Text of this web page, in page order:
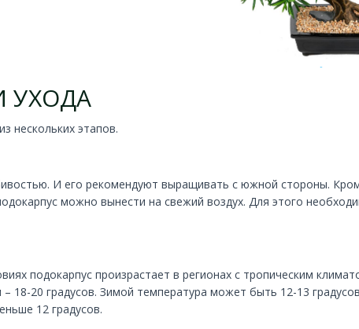
УХОДА
нескольких этапов.
И его рекомендуют выращивать с южной стороны.
можно вынести на свежий воздух. Для этого
подокарпус произрастает в регионах с тропическим
18-20 градусов. Зимой температура может быть 12-13
12 градусов.